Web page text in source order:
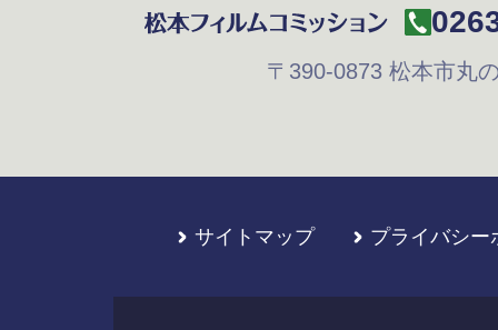
〒390-0873 松本市丸
サイトマップ プライバシー